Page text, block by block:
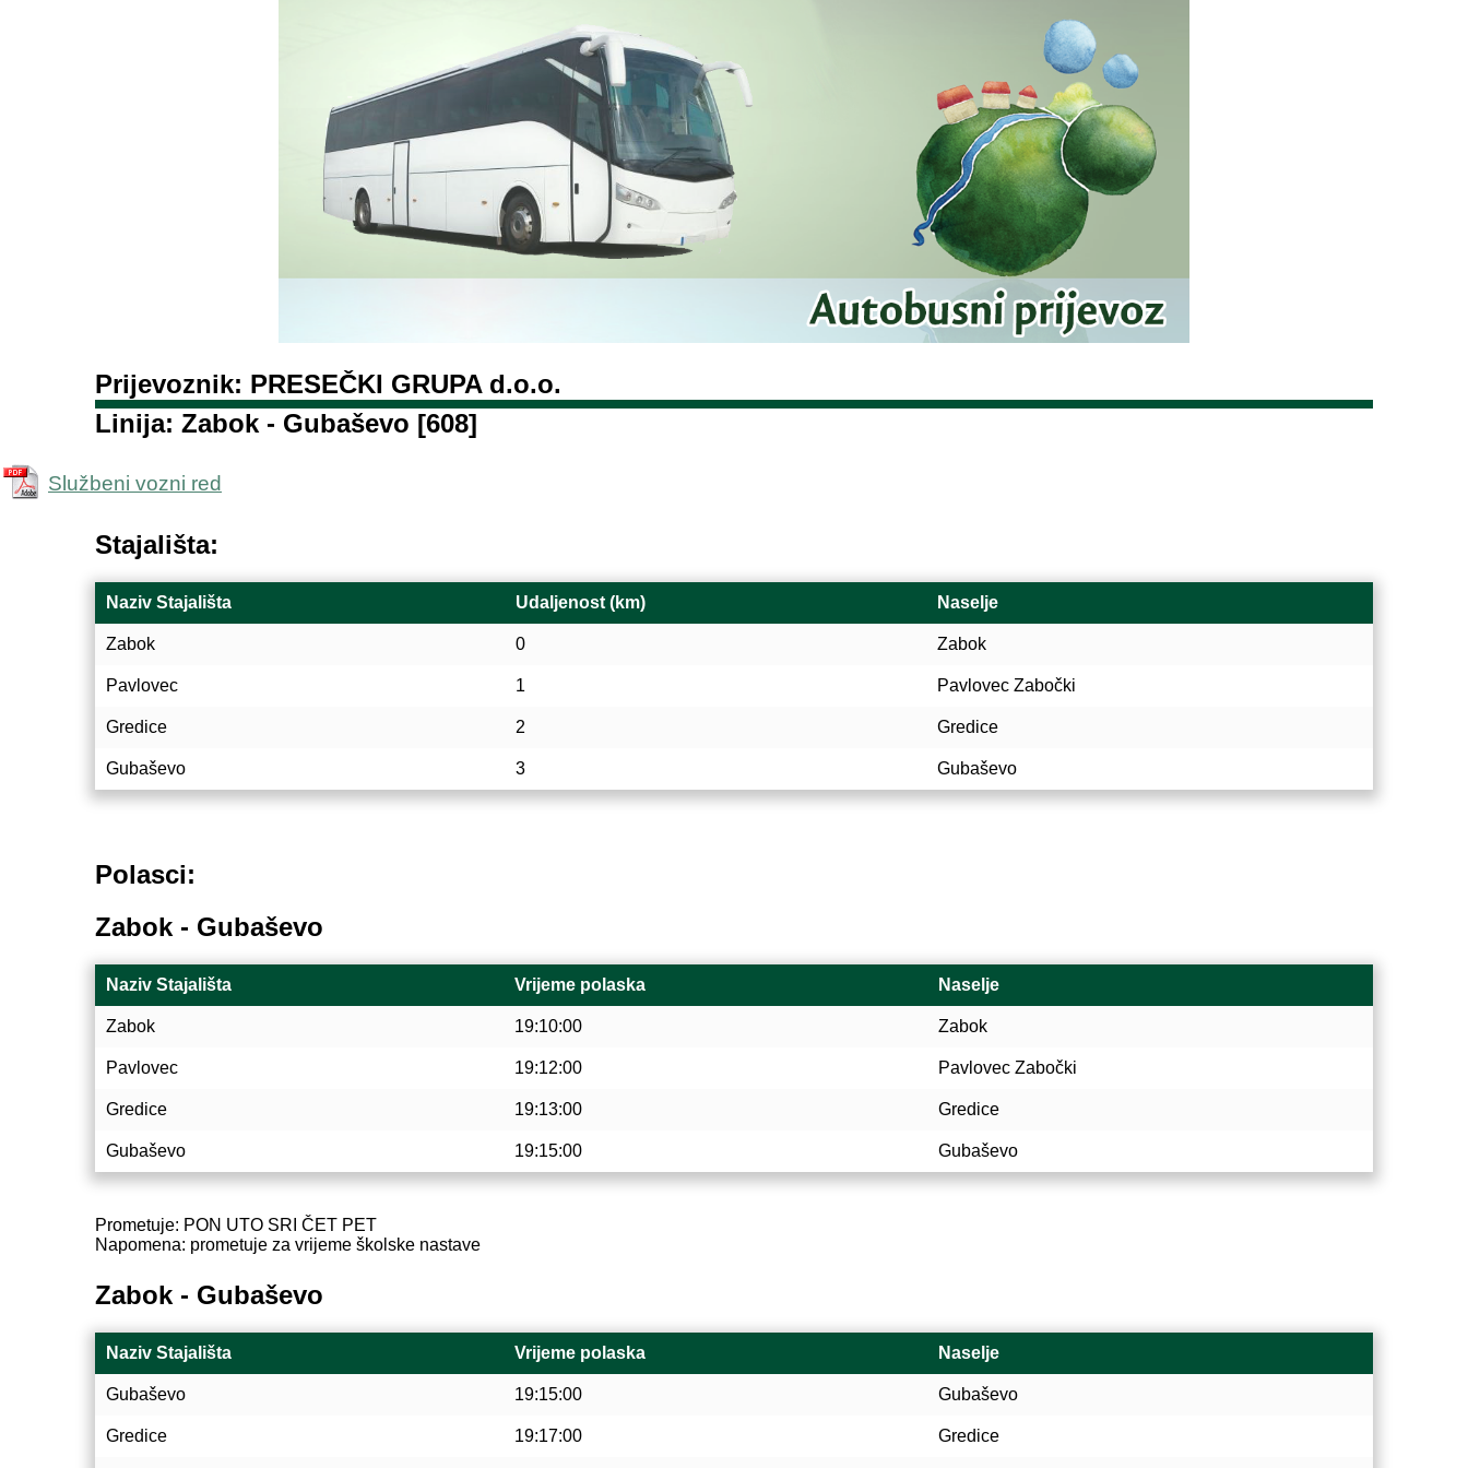
Prijevoznik: PRESEČKI GRUPA d.o.o.
Linija: Zabok - Gubaševo [608]
Službeni vozni red
Stajališta:
Naziv Stajališta Udaljenost (km) Naselje
Zabok 0 Zabok
Pavlovec 1 Pavlovec Zabočki
Gredice 2 Gredice
Gubaševo 3 Gubaševo
Polasci:
Zabok - Gubaševo
Naziv Stajališta Vrijeme polaska Naselje
Zabok 19:10:00 Zabok
Pavlovec 19:12:00 Pavlovec Zabočki
Gredice 19:13:00 Gredice
Gubaševo 19:15:00 Gubaševo
Prometuje: PON UTO SRI ČET PET
Napomena: prometuje za vrijeme školske nastave
Zabok - Gubaševo
Naziv Stajališta Vrijeme polaska Naselje
Gubaševo 19:15:00 Gubaševo
Gredice 19:17:00 Gredice